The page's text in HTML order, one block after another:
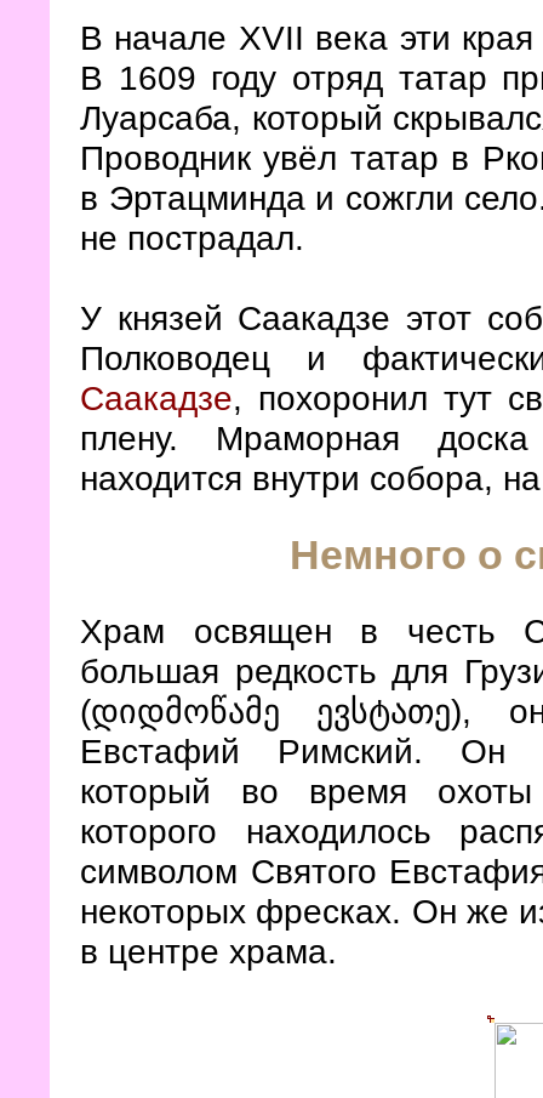
В начале XVII века эти
В 1609 году отряд татар
Луарсаба, который
Проводник увёл татар в
в Эртацминда и сожгли
не пострадал.
У князей Саакадзе этот
Полководец и
Саакадзе, похоронил тут
плену. Мраморная
находится внутри собора,
Немного о
Храм освящен в честь
большая редкость для
(დიდმოწამე ევსტათე),
Евстафий Римский. Он
который во время
которого находилось
символом Святого
некоторых фресках. Он же
в центре храма.